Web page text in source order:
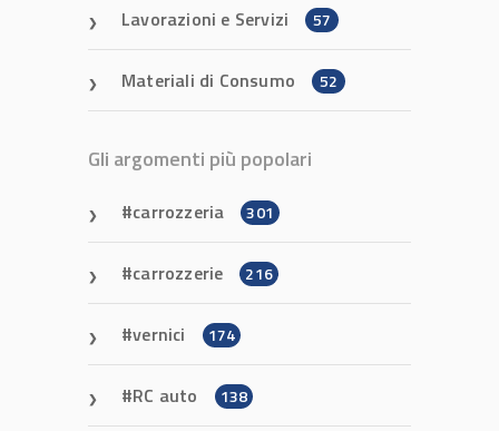
Lavorazioni e Servizi 57
Materiali di Consumo 52
Gli argomenti più popolari
carrozzeria 301
carrozzerie 216
vernici 174
RC auto 138